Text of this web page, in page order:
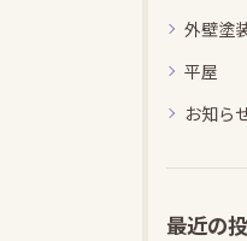
外壁塗
平屋
お知ら
最近の